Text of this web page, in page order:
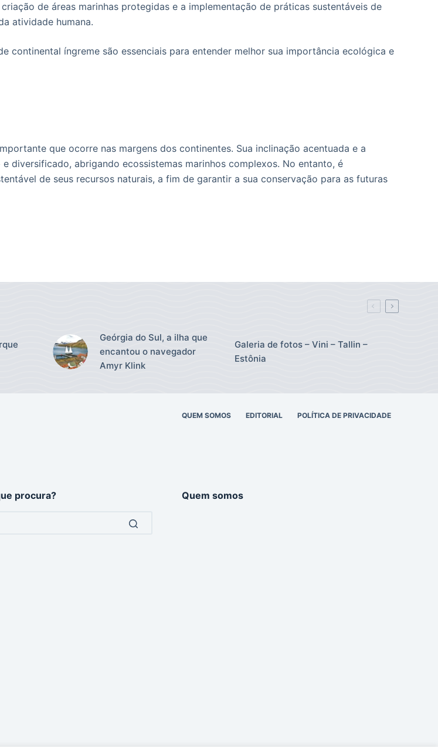
de áreas marinhas protegidas e a implementação de práticas sustentáveis de
atividade humana.
continental íngreme são essenciais para entender melhor sua importância ecológica e
que ocorre nas margens dos continentes. Sua inclinação acentuada e a
diversificado, abrigando ecossistemas marinhos complexos. No entanto, é
de seus recursos naturais, a fim de garantir a sua conservação para as futuras
Geórgia do Sul, a ilha que
encantou o navegador
Amyr Klink
Galeria de fotos – Vini – Tallin –
Estônia
QUEM SOMOS EDITORIAL POLÍTICA DE PRIVACIDADE
procura? Quem somos